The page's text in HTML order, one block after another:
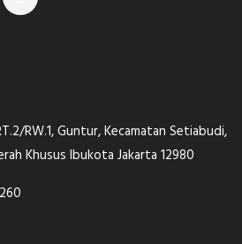
RW.1, Guntur, Kecamatan Setiabudi,
Khusus Ibukota Jakarta 12980